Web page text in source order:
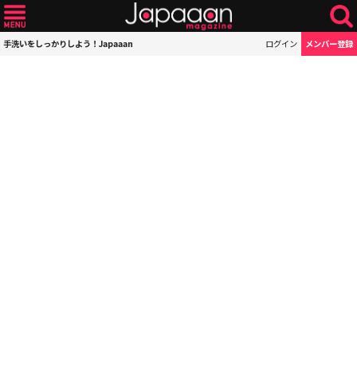
手洗いをしっかりしよう！Japaaan ログイン メンバー登録